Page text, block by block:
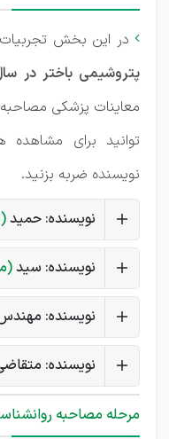
 در این بخش
پتروشیمی باختر در سال
معاینات پزشکی
توانید برای
نویسنده ضربه بزنید.
نویسنده: حمید
نویسنده: سید
نویسنده:
نویسنده:
مرحله مصاحبه